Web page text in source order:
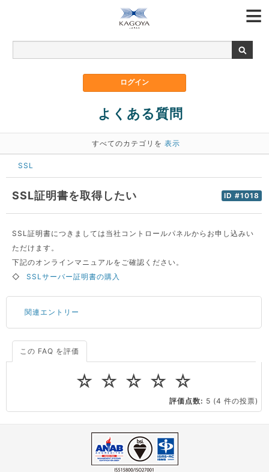
よくある質問
すべてのカテゴリを 表示
SSL
ID #1018
SSL証明書を取得したい
SSL証明書につきましては当社コントロールパネルからお申し込みい
ただけます。
下記のオンラインマニュアルをご確認ください。
◇
SSLサーバー証明書の購入
関連エントリー
サーバーが重いので調査してほしい
CPUやメモリをアップグレードしたい
この FAQ を評価
☆
☆
☆
☆
☆
評価点数: 5 (4 件の投票)